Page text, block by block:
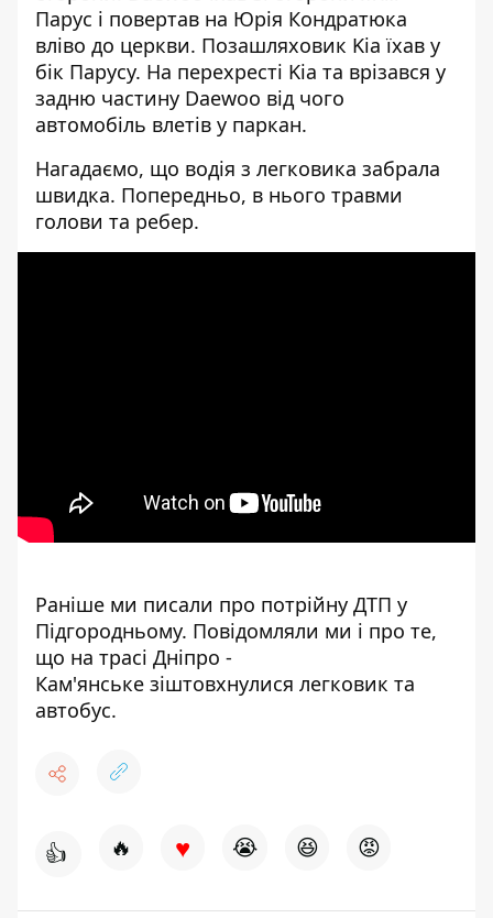
Парус і повертав на Юрія Кондратюка
вліво до церкви. Позашляховик Kia їхав у
бік Парусу. На перехресті Kia та врізався у
задню частину Daewoo від чого
автомобіль влетів у паркан.
Нагадаємо, що водія з легковика забрала
швидка. Попередньо, в нього травми
голови та ребер.
Раніше ми писали про потрійну ДТП у
Підгородньому. Повідомляли ми і про те,
що на трасі Дніпро -
Кам'янське зіштовхнулися легковик та
автобус.
👍 🔥 ♥ 😭 😆 😡